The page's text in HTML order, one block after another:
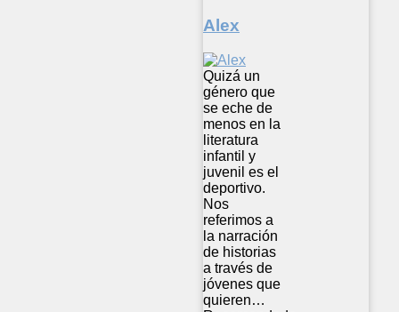
Alex
Quizá un
género que
se eche de
menos en la
literatura
infantil y
juvenil es el
deportivo.
Nos
referimos a
la narración
de historias
a través de
jóvenes que
quieren…